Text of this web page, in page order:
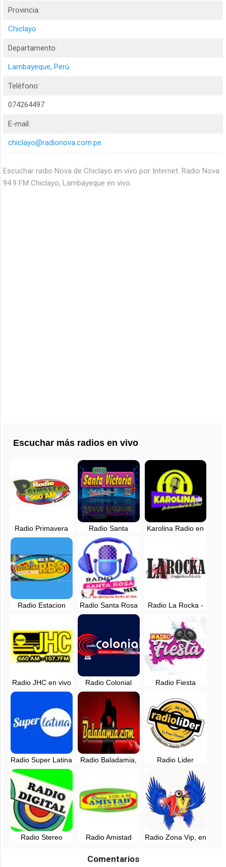
Provincia:
Chiclayo
Departamento:
Lambayeque, Perú
Teléfono:
074264497
E-mail:
chiclayo@radionova.com.pe
Escuchar radio Nova de Chiclayo en vivo por Internet. Radio Nova
94.9 FM Chiclayo, Lambayeque en vivo.
Escuchar más radios en vivo
Radio Primavera
980 AM - Chiclayo,
Radio Santa
Victoria, en vivo -
Chiclayo - 99.7 FM
Karolina Radio en
Radio Estacion
Radio Santa Rosa
Mix - EN VIVO -
Radio La Rocka -
Chiclayo, Perú
Radio JHC en vivo
- 660 AM - 107.7
Radio Colonial
105.7 FM -
Chiclayo, en vivo
Radio Fiesta
FM - Chiclayo, en
vivo
Radio Super Latina
- 103.3 FM -
Cayalti - Zaña, en
vivo
Radio Baladamia,
Radio Lider
Pimentel - 99.3 FM
- Chiclayo
Radio Stereo
Radio Amistad
Radio Zona Vip, en
Comentarios